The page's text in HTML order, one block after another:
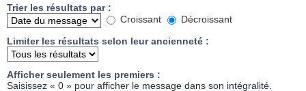
Trier les résultats par :
Croissant
Décroissant
Limiter les résultats selon leur ancienneté :
Afficher seulement les premiers :
Saisissez « 0 » pour afficher le message dans son intégralité.